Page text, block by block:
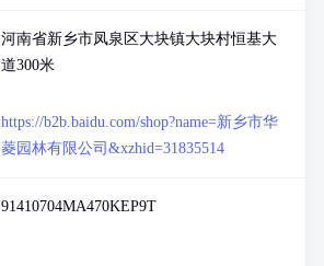
河南省新乡市凤泉区大块镇大块村恒基大
道300米
https://b2b.baidu.com/shop?name=新乡市华
菱园林有限公司&xzhid=31835514
91410704MA470KEP9T